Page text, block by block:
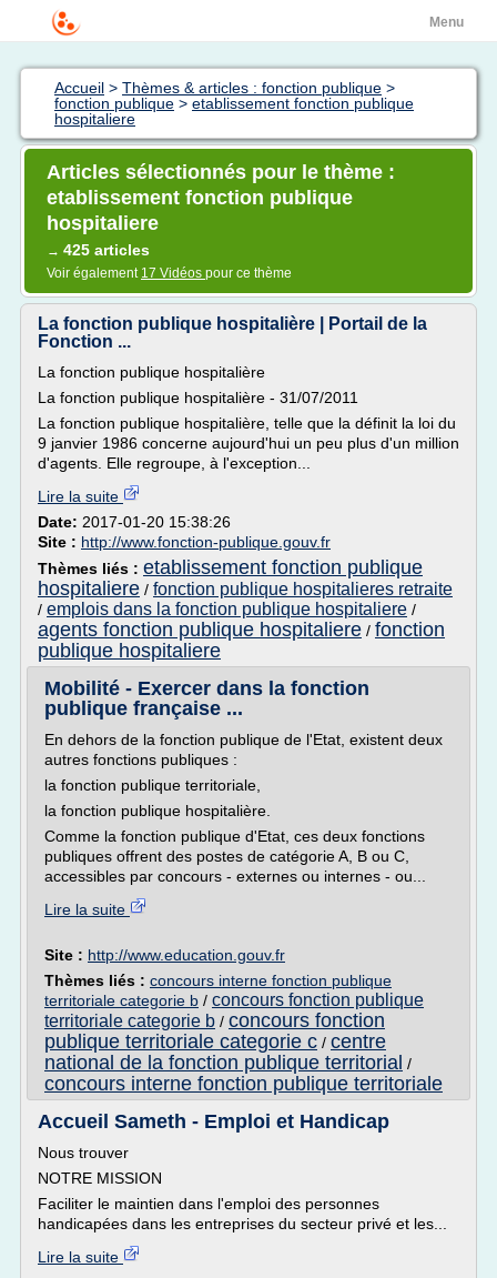
Menu
Accueil > Thèmes & articles : fonction publique >
fonction publique > etablissement fonction publique
hospitaliere
Articles sélectionnés pour le thème :
etablissement fonction publique
hospitaliere
→ 425 articles
Voir également 17 Vidéos pour ce thème
La fonction publique hospitalière | Portail de la
Fonction ...
La fonction publique hospitalière
La fonction publique hospitalière - 31/07/2011
La fonction publique hospitalière, telle que la définit la loi du
9 janvier 1986 concerne aujourd'hui un peu plus d'un million
d'agents. Elle regroupe, à l'exception...
Lire la suite
Date: 2017-01-20 15:38:26
Site : http://www.fonction-publique.gouv.fr
Thèmes liés : etablissement fonction publique
hospitaliere / fonction publique hospitalieres retraite
/ emplois dans la fonction publique hospitaliere /
agents fonction publique hospitaliere / fonction
publique hospitaliere
Mobilité - Exercer dans la fonction
publique française ...
En dehors de la fonction publique de l'Etat, existent deux
autres fonctions publiques :
la fonction publique territoriale,
la fonction publique hospitalière.
Comme la fonction publique d'Etat, ces deux fonctions
publiques offrent des postes de catégorie A, B ou C,
accessibles par concours - externes ou internes - ou...
Lire la suite
Site : http://www.education.gouv.fr
Thèmes liés : concours interne fonction publique
territoriale categorie b / concours fonction publique
territoriale categorie b / concours fonction
publique territoriale categorie c / centre
national de la fonction publique territorial /
concours interne fonction publique territoriale
Accueil Sameth - Emploi et Handicap
Nous trouver
NOTRE MISSION
Faciliter le maintien dans l'emploi des personnes
handicapées dans les entreprises du secteur privé et les...
Lire la suite